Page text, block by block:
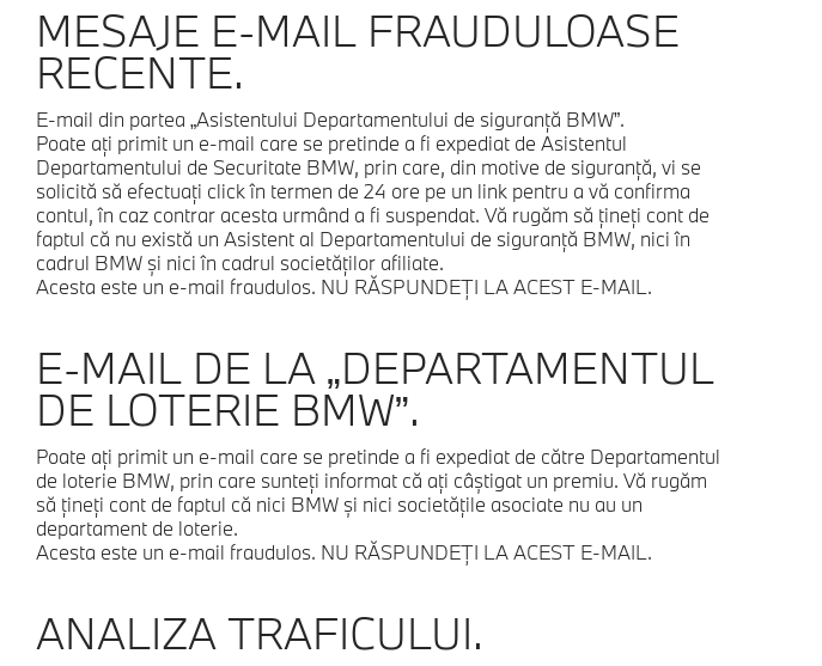
MESAJE E-MAIL FRAUDULOASE
RECENTE.
E-mail din partea „Asistentului Departamentului de siguranţă BMW”.
Poate aţi primit un e-mail care se pretinde a fi expediat de Asistentul
Departamentului de Securitate BMW, prin care, din motive de siguranţă, vi se
solicită să efectuaţi click în termen de 24 ore pe un link pentru a vă confirma
contul, în caz contrar acesta urmând a fi suspendat. Vă rugăm să ţineţi cont de
faptul că nu există un Asistent al Departamentului de siguranţă BMW, nici în
cadrul BMW şi nici în cadrul societăţilor afiliate.
Acesta este un e-mail fraudulos. NU RĂSPUNDEŢI LA ACEST E-MAIL.
E-MAIL DE LA „DEPARTAMENTUL
DE LOTERIE BMW”.
Poate aţi primit un e-mail care se pretinde a fi expediat de către Departamentul
de loterie BMW, prin care sunteţi informat că aţi câştigat un premiu. Vă rugăm
să ţineţi cont de faptul că nici BMW şi nici societăţile asociate nu au un
departament de loterie.
Acesta este un e-mail fraudulos. NU RĂSPUNDEŢI LA ACEST E-MAIL.
ANALIZA TRAFICULUI.